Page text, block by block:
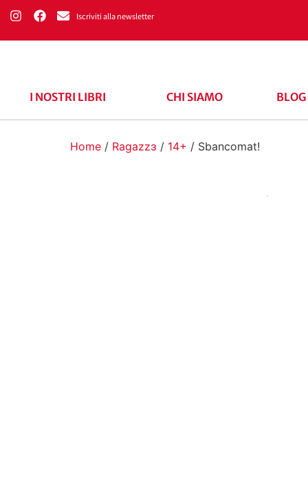
Iscriviti alla newsletter
I NOSTRI LIBRI CHI SIAMO BLOG
Home / Ragazzɜ / 14+ / Sbancomat!